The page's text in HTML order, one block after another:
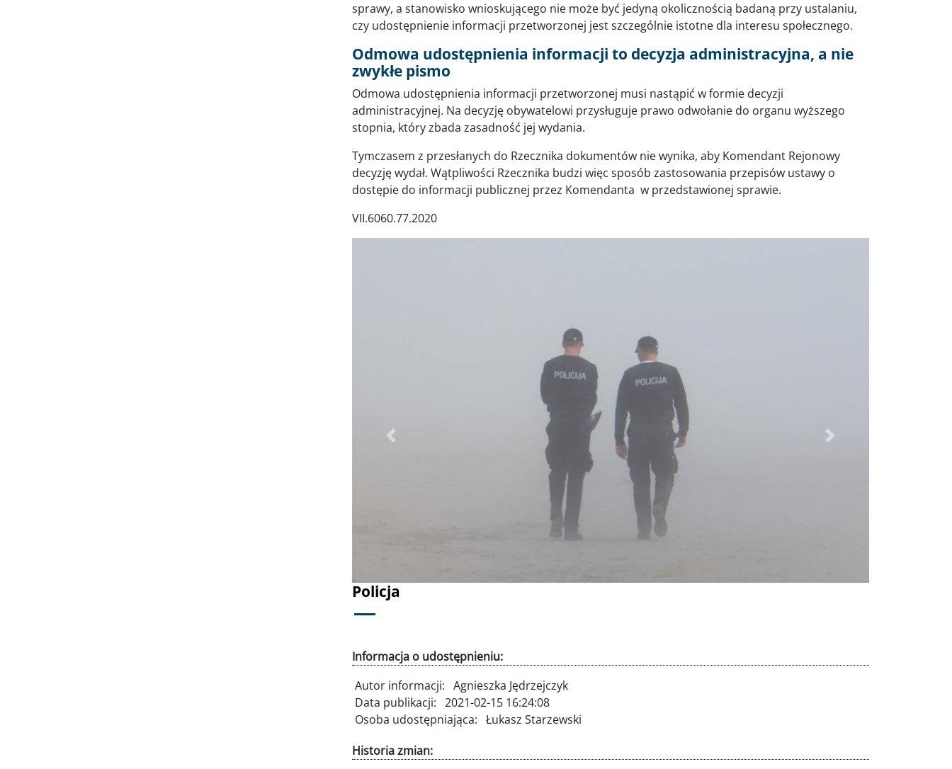
sprawy, a stanowisko wnioskującego nie może być jedyną okolicznością badaną przy ustalaniu,
czy udostępnienie informacji przetworzonej jest szczególnie istotne dla interesu społecznego.
Odmowa udostępnienia informacji to decyzja administracyjna, a nie
zwykłe pismo
Odmowa udostępnienia informacji przetworzonej musi nastąpić w formie decyzji
administracyjnej. Na decyzję obywatelowi przysługuje prawo odwołanie do organu wyższego
stopnia, który zbada zasadność jej wydania.
Tymczasem z przesłanych do Rzecznika dokumentów nie wynika, aby Komendant Rejonowy
decyzję wydał. Wątpliwości Rzecznika budzi więc sposób zastosowania przepisów ustawy o
dostępie do informacji publicznej przez Komendanta w przedstawionej sprawie.
VII.6060.77.2020
Policja
Poprzednie Dalej
Informacja o udostępnieniu:
Autor informacji: Agnieszka Jędrzejczyk
Data publikacji: 2021-02-15 16:24:08
Osoba udostępniająca: Łukasz Starzewski
Historia zmian: